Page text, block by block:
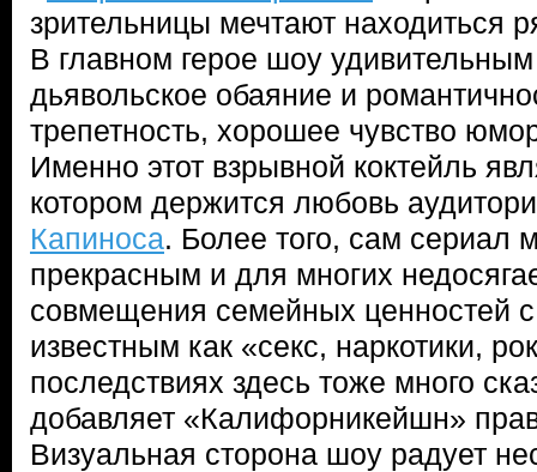
зрительницы мечтают находиться
В главном герое шоу
дьявольское обаяние и
трепетность, хорошее чувство
Именно этот взрывной коктейль
котором держится любовь
Капиноса. Более того, сам сериал
прекрасным и для многих
совмещения семейных ценностей
известным как «секс, наркотики,
последствиях здесь тоже много
добавляет «Калифорникейшн»
Визуальная сторона шоу радует